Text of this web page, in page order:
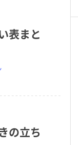
表まと
の立ち